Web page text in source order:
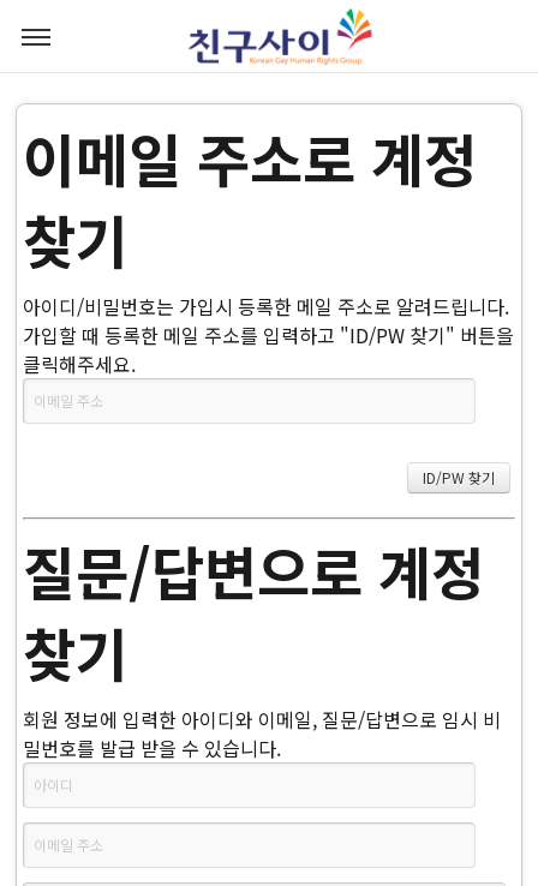
이메일 주소로 계정
찾기
아이디/비밀번호는 가입시 등록한 메일 주소로 알려드립니다.
가입할 때 등록한 메일 주소를 입력하고 "ID/PW 찾기" 버튼을
클릭해주세요.
질문/답변으로 계정
찾기
회원 정보에 입력한 아이디와 이메일, 질문/답변으로 임시 비
밀번호를 발급 받을 수 있습니다.